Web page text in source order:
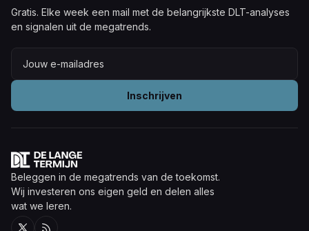
Gratis. Elke week een mail met de belangrijkste DLT-analyses
en signalen uit de megatrends.
Inschrijven
Beleggen in de megatrends van de toekomst.
Wij investeren ons eigen geld en delen alles
wat we leren.